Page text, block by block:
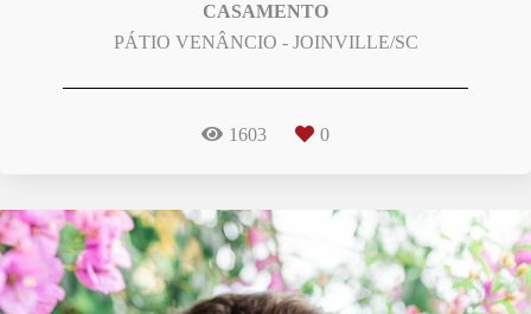
CASAMENTO
PÁTIO VENÂNCIO - JOINVILLE/SC
1603 0